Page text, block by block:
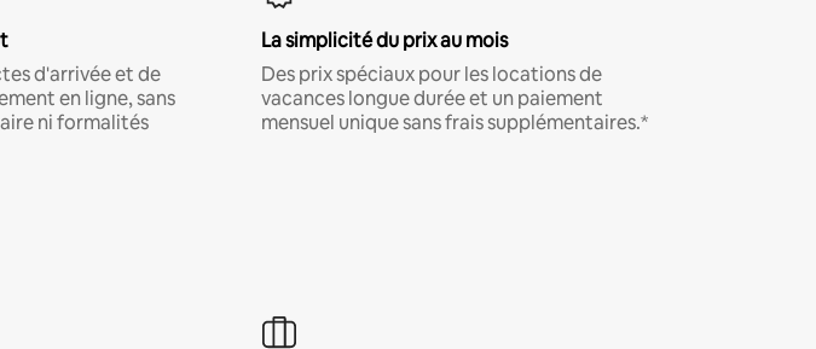
d'arrivée et de
en ligne, sans
ni formalités
La simplicité du prix au mois
Des prix spéciaux pour les locations de
vacances longue durée et un paiement
mensuel unique sans frais supplémentaires.*